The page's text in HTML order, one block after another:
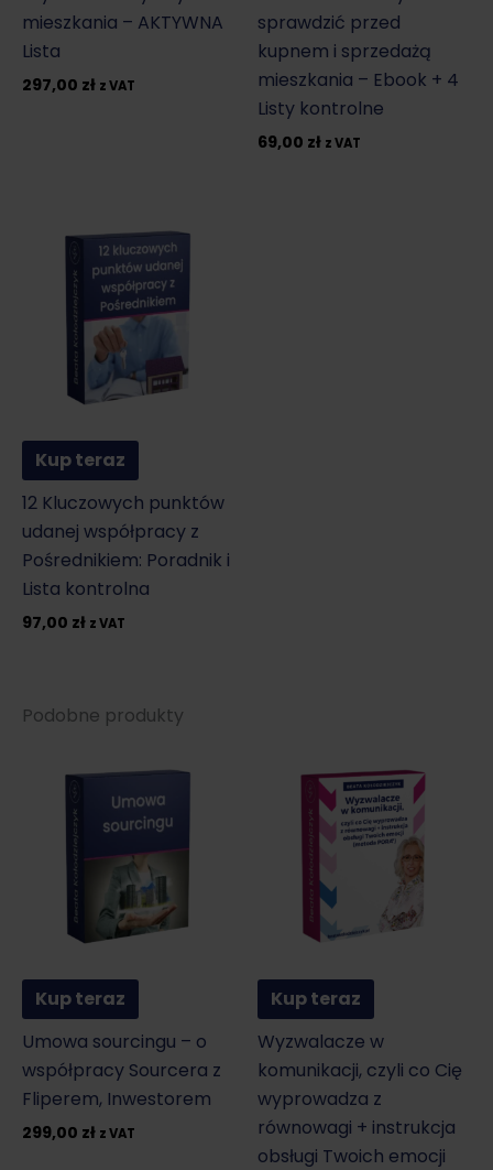
mieszkania – AKTYWNA
Lista
297,00 zł z VAT
sprawdzić przed
kupnem i sprzedażą
mieszkania – Ebook + 4
Listy kontrolne
69,00 zł z VAT
Kup teraz
12 Kluczowych punktów
udanej współpracy z
Pośrednikiem: Poradnik i
Lista kontrolna
97,00 zł z VAT
Podobne produkty
Kup teraz
Umowa sourcingu – o
współpracy Sourcera z
Fliperem, Inwestorem
299,00 zł z VAT
Kup teraz
Wyzwalacze w
komunikacji, czyli co Cię
wyprowadza z
równowagi + instrukcja
obsługi Twoich emocji